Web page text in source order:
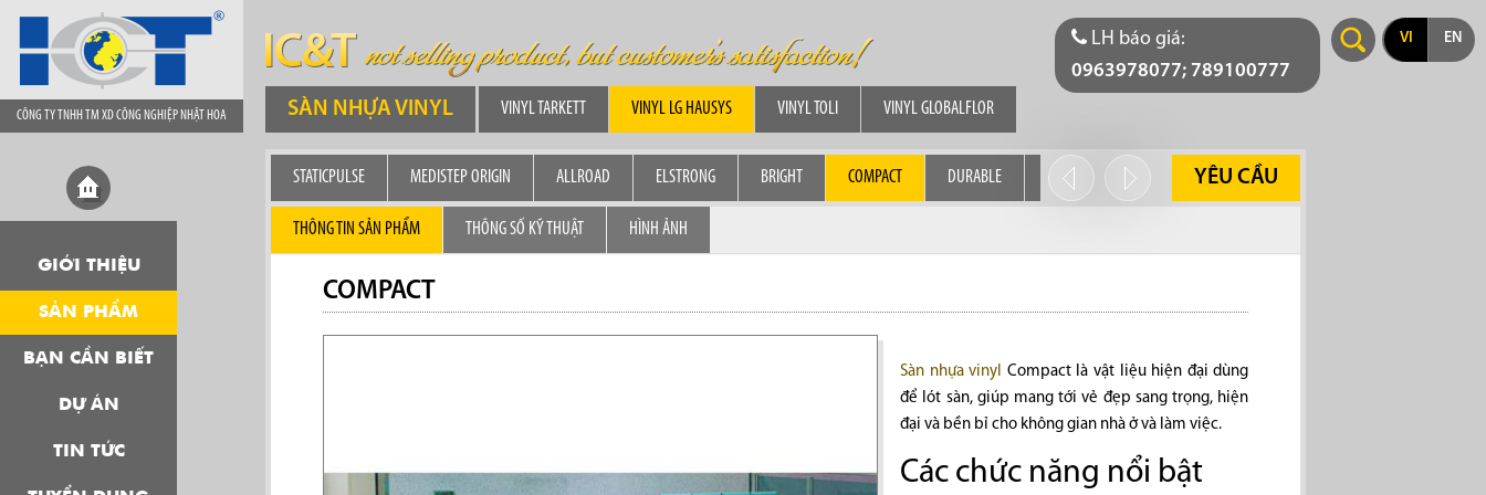
CÔNG TY TNHH TM XD CÔNG NGHIỆP NHẬT HOA
LH báo giá:
0963978077; 789100777
VI EN
GIỚI THIỆU
SẢN PHẨM
BẠN CẦN BIẾT
DỰ ÁN
TIN TỨC
SÀN NHỰA VINYL VINYL TARKETT VINYL LG HAUSYS VINYL TOLI VINYL GLOBALFLOR
YÊU CẦU
STATICPULSE MEDISTEP ORIGIN ALLROAD ELSTRONG BRIGHT COMPACT DURABLE MEDISTEP WALL
THÔNG TIN SẢN PHẨM THÔNG SỐ KỸ THUẬT HÌNH ẢNH
COMPACT
Sàn nhựa vinyl Compact là vật liệu hiện đại dùng
để lót sàn, giúp mang tới vẻ đẹp sang trọng, hiện
đại và bền bỉ cho không gian nhà ở và làm việc.
Các chức năng nổi bật